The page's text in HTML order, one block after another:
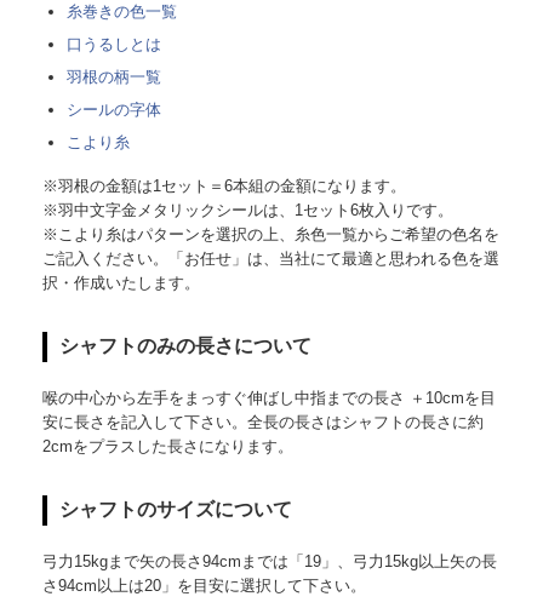
糸巻きの色一覧
口うるしとは
羽根の柄一覧
シールの字体
こより糸
※羽根の金額は1セット＝6本組の金額になります。
※羽中文字金メタリックシールは、1セット6枚入りです。
※こより糸はパターンを選択の上、糸色一覧からご希望の色名を
ご記入ください。「お任せ」は、当社にて最適と思われる色を選
択・作成いたします。
シャフトのみの長さについて
喉の中心から左手をまっすぐ伸ばし中指までの長さ ＋10cmを目
安に長さを記入して下さい。全長の長さはシャフトの長さに約
2cmをプラスした長さになります。
シャフトのサイズについて
弓力15kgまで矢の長さ94cmまでは「19」、弓力15kg以上矢の長
さ94cm以上は20」を目安に選択して下さい。